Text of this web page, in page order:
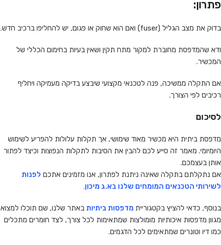
פתרון:
בדוק את מצב הגליל (fuser) ואם הוא שחוק או פגום, יש להחליפו ברכיב חדש.
ודא שהמדפסת מחוברת למקור מתח תקין ושאין בעיות בחימום הכללי של
המכשיר.
אם התקלה ממשיכה, פנה לטכנאי מקצועי שיבצע בדיקה מעמיקה ויחליף
רכיבים לפי הצורך.
לסיכום
מדפסת ביתית היא מכשיר מאוד שימושי, אך תקלות עלולות להפריע לשימוש
היומיומי. מאמר זה סייע לכם להבין את הסיבות לתקלות הנפוצות וכיצד לפתור
אותן בעצמכם.
אם נתקלתם בתקלה שאינה ניתנת לפתרון, אנו מזמינים אתכם לפנות
לשירותי הטכנאים המומחים שלנו בא.ג מיכון.
בנוסף, כדאי להציץ בקטגוריית מדפסות ביתיות באתר שלנו, שם תוכלו למצוא
מגוון מדפסות איכותיות מומולצות שמתאימות לכל צורך, לצד חומרים מתכלים
כמו דיו וטונרים שמתאימים לכל הדגמים.